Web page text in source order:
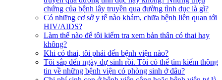
chứng của bệnh lây truyền qua đường tình dục là gì?
Có những cơ sở y tế nào khám, chữa bệnh liên quan tới
HIV/AIDS?
Làm thế nào để tôi kiểm tra xem bản thân có thai hay
không?
Khi có thai, tôi phải đến bệnh viện nào?
Tôi sắp đến ngày dự sinh rồi. Tôi có thể tìm kiếm thông
tin về những bệnh viện có phòng sinh ở đâu?